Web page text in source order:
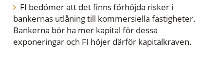
FI bedömer att det finns förhöjda risker i
bankernas utlåning till kommersiella fastigheter.
Bankerna bör ha mer kapital för dessa
exponeringar och FI höjer därför kapitalkraven.